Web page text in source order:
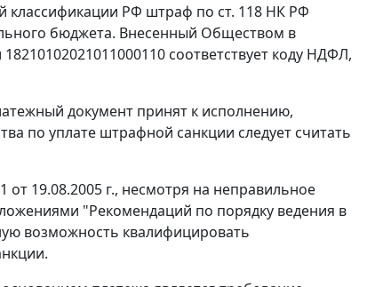
классификации РФ штраф по ст. 118 НК РФ
бюджета. Внесенный Обществом в
соответствует коду НДФЛ,
документ принят к исполнению,
по уплате штрафной санкции следует считать
19.08.2005 г., несмотря на неправильное
"Рекомендаций по порядку ведения в
возможность квалифицировать